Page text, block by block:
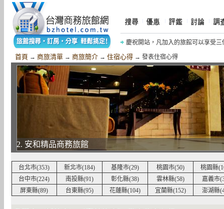
慶祝開站，凡加入的旅館可以享受
首頁 → 商旅清單 → 商旅簡介 → 住宿心得 → 發表住宿心得
2. 安和精品商務旅館
台北市(353) 新北市(184) 基隆市(29) 桃園市(50)
桃園縣
台中市(224)
南投縣(91) 彰化縣(38) 雲林縣(58)
嘉義市
屏東縣(89)
台東縣(95) 花蓮縣(104) 宜蘭縣(152) 澎湖縣